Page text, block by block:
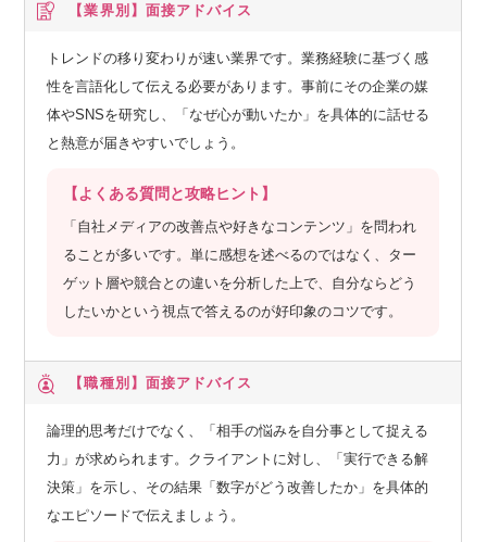
【業界別】 面接アドバイス
トレンドの移り変わりが速い業界です。業務経験に基づく感
性を言語化して伝える必要があります。事前にその企業の媒
体やSNSを研究し、「なぜ心が動いたか」を具体的に話せる
と熱意が届きやすいでしょう。
【よくある質問と攻略ヒント】
「自社メディアの改善点や好きなコンテンツ」を問われ
ることが多いです。単に感想を述べるのではなく、ター
ゲット層や競合との違いを分析した上で、自分ならどう
したいかという視点で答えるのが好印象のコツです。
【職種別】 面接アドバイス
論理的思考だけでなく、「相手の悩みを自分事として捉える
力」が求められます。クライアントに対し、「実行できる解
決策」を示し、その結果「数字がどう改善したか」を具体的
なエピソードで伝えましょう。